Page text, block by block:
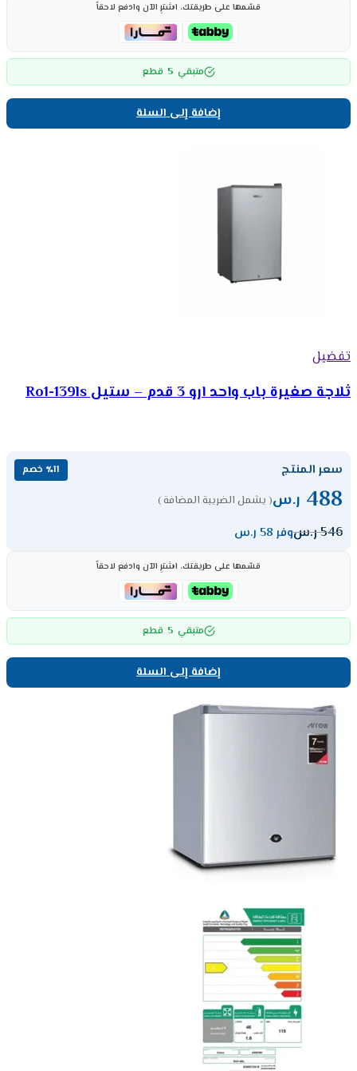
قسّمها على طريقتك، اشترِ الآن وادفع لاحقاً
متبقي 5 قطع
إضافة إلى السلة
تفضيل
ثلاجة صغيرة باب واحد ارو 3 قدم – ستيل Ro1-139ls
سعر المنتج ٪11 خصم
488 ر.س( يشمل الضريبة المضافة )
546ر.سوفر 58 ر.س
قسّمها على طريقتك، اشترِ الآن وادفع لاحقاً
متبقي 5 قطع
إضافة إلى السلة